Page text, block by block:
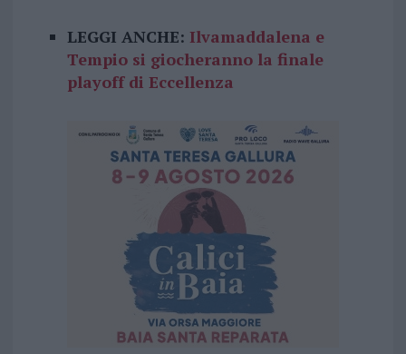
LEGGI ANCHE: Ilvamaddalena e
Tempio si giocheranno la finale
playoff di Eccellenza